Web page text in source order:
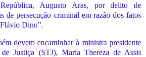
República, Augusto Aras, por delito de
de persecução criminal em razão dos fatos
Dino”.
devem encaminhar à ministra presidente
Justiça (STJ), Maria Thereza de Assis